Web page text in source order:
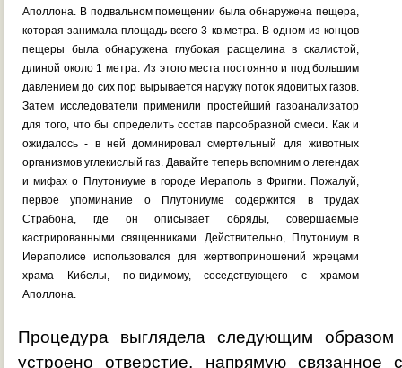
Аполлона. В подвальном помещении была обнаружена пещера,
которая занимала площадь всего 3 кв.метра. В одном из концов
пещеры была обнаружена глубокая расщелина в скалистой,
длиной около 1 метра. Из этого места постоянно и под большим
давлением до сих пор вырывается наружу поток ядовитых газов.
Затем исследователи применили простейший газоанализатор
для того, что бы определить состав парообразной смеси. Как и
ожидалось - в ней доминировал смертельный для животных
организмов углекислый газ. Давайте теперь вспомним о легендах
и мифах о Плутониуме в городе Иераполь в Фригии. Пожалуй,
первое упоминание о Плутониуме содержится в трудах
Страбона, где он описывает обряды, совершаемые
кастрированными священниками. Действительно, Плутониум в
Иераполисе использовался для жертвоприношений жрецами
храма Кибелы, по-видимому, соседствующего с храмом
Аполлона.
Процедура выглядела следующим
устроено отверстие, напрямую